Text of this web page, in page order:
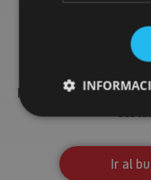
Navarra: actividades
Ir al